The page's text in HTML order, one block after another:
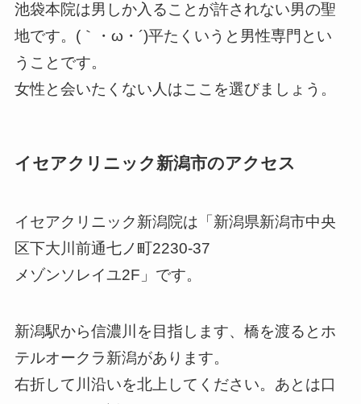
池袋本院は男しか入ることが許されない男の聖
地です。(｀・ω・´)平たくいうと男性専門とい
うことです。
女性と会いたくない人はここを選びましょう。
イセアクリニック新潟市のアクセス
イセアクリニック新潟院は「新潟県新潟市中央
区下大川前通七ノ町2230-37
メゾンソレイユ2F」です。
新潟駅から信濃川を目指します、橋を渡るとホ
テルオークラ新潟があります。
右折して川沿いを北上してください。あとは口